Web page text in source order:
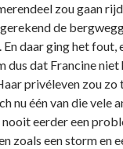
zou gaan
de
daar ging het fout,
dus dat Francine
privéleven zou zo
nu één van die vele
eerder een
zoals een storm en